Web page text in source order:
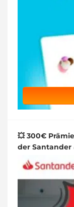
💥 300€
der Santander